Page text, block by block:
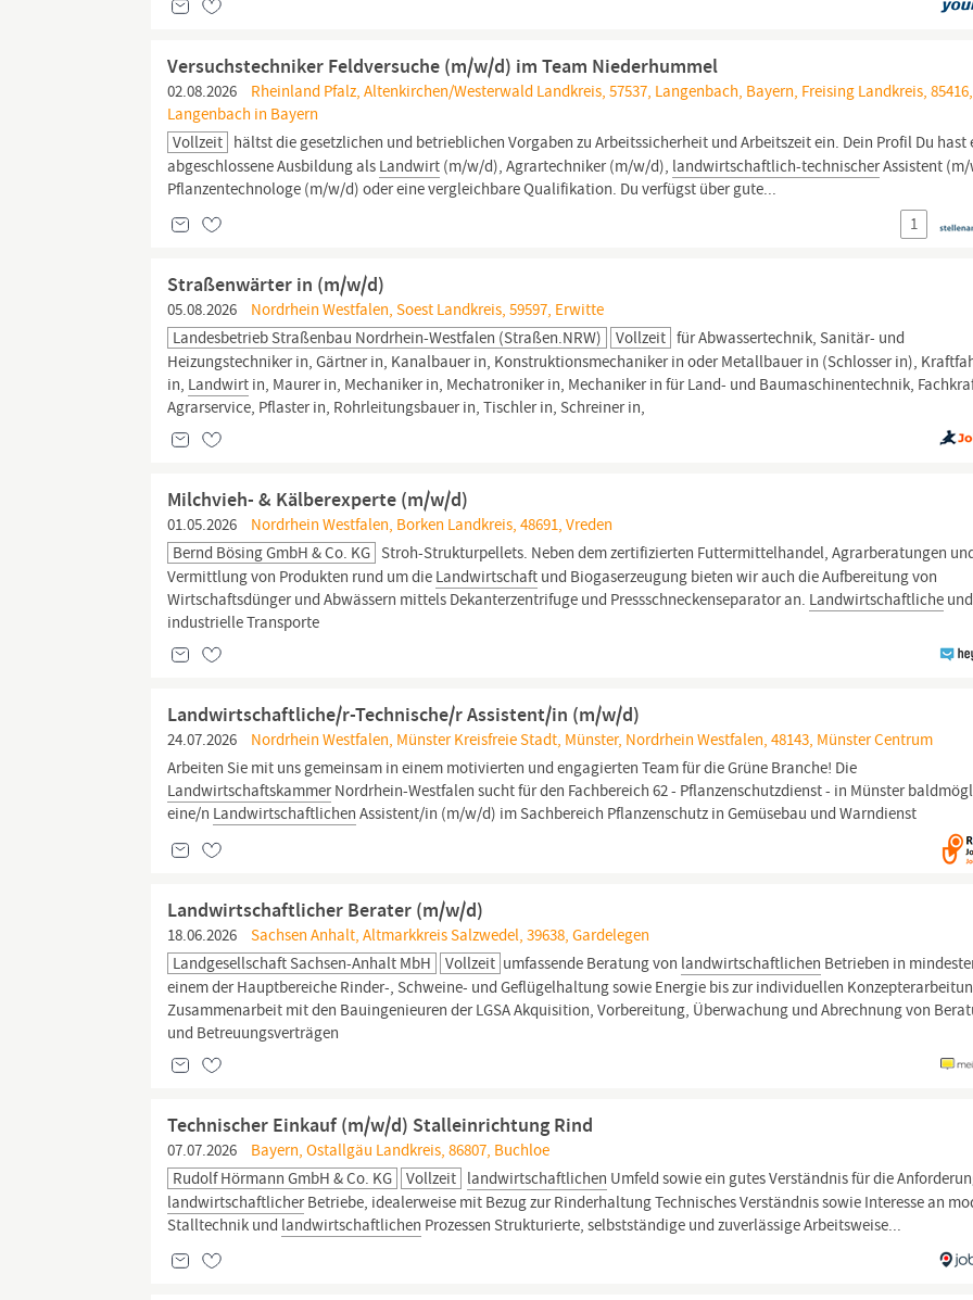
Versuchstechniker Feldversuche (m/w/d) im Team Niederhummel
02.08.2026
Rheinland Pfalz, Altenkirchen/Westerwald Landkreis, 57537, Langenbach, Bayern, Freising Landkreis, 85416,
Langenbach in Bayern
Vollzeit hältst die gesetzlichen und betrieblichen Vorgaben zu Arbeitssicherheit und Arbeitszeit ein. Dein Profil Du hast
abgeschlossene Ausbildung als Landwirt (m/w/d), Agrartechniker (m/w/d), landwirtschaftlich-technischerAssistent
Pflanzentechnologe (m/w/d) oder eine vergleichbare Qualifikation. Du verfügst über gute...
1
Straßenwärter in (m/w/d)
05.08.2026
Nordrhein Westfalen, Soest Landkreis, 59597, Erwitte
Landesbetrieb Straßenbau Nordrhein-Westfalen (Straßen.NRW)
Vollzeit für Abwassertechnik, Sanitär- und
Heizungstechniker in, Gärtner in, Kanalbauer in, Konstruktionsmechaniker in oder Metallbauer in (Schlosser in),
in, Landwirt in, Maurer in, Mechaniker in, Mechatroniker in, Mechaniker in für Land- und Baumaschinentechnik,
Agrarservice, Pflaster in, Rohrleitungsbauer in, Tischler in, Schreiner in,
Milchvieh- & Kälberexperte (m/w/d)
01.05.2026
Nordrhein Westfalen, Borken Landkreis, 48691, Vreden
Bernd Bösing GmbH & Co. KG Stroh-Strukturpellets. Neben dem zertifizierten Futtermittelhandel, Agrarberatungen
Vermittlung von Produkten rund um die Landwirtschaft und Biogaserzeugung bieten wir auch die Aufbereitung von
Wirtschaftsdünger und Abwässern mittels Dekanterzentrifuge und Pressschneckenseparator an. Landwirtschaftliche und
industrielle Transporte
Landwirtschaftliche/r-Technische/r Assistent/in (m/w/d)
24.07.2026
Nordrhein Westfalen, Münster Kreisfreie Stadt, Münster, Nordrhein Westfalen, 48143, Münster Centrum
Arbeiten Sie mit uns gemeinsam in einem motivierten und engagierten Team für die Grüne Branche! Die
LandwirtschaftskammerNordrhein-Westfalen sucht für den Fachbereich 62 - Pflanzenschutzdienst - in Münster
eine/n Landwirtschaftlichen Assistent/in (m/w/d) im Sachbereich Pflanzenschutz in Gemüsebau und Warndienst
Landwirtschaftlicher Berater (m/w/d)
18.06.2026
Sachsen Anhalt, Altmarkkreis Salzwedel, 39638, Gardelegen
Landgesellschaft Sachsen-Anhalt MbH
Vollzeit umfassende Beratung von landwirtschaftlichen Betrieben in
einem der Hauptbereiche Rinder-, Schweine- und Geflügelhaltung sowie Energie bis zur individuellen
Zusammenarbeit mit den Bauingenieuren der LGSA Akquisition, Vorbereitung, Überwachung und Abrechnung von
und Betreuungsverträgen
Technischer Einkauf (m/w/d) Stalleinrichtung Rind
07.07.2026
Bayern, Ostallgäu Landkreis, 86807, Buchloe
Rudolf Hörmann GmbH & Co. KG
Vollzeit landwirtschaftlichen Umfeld sowie ein gutes Verständnis für die
landwirtschaftlicherBetriebe, idealerweise mit Bezug zur Rinderhaltung Technisches Verständnis sowie Interesse an
Stalltechnik und landwirtschaftlichen Prozessen Strukturierte, selbstständige und zuverlässige Arbeitsweise...